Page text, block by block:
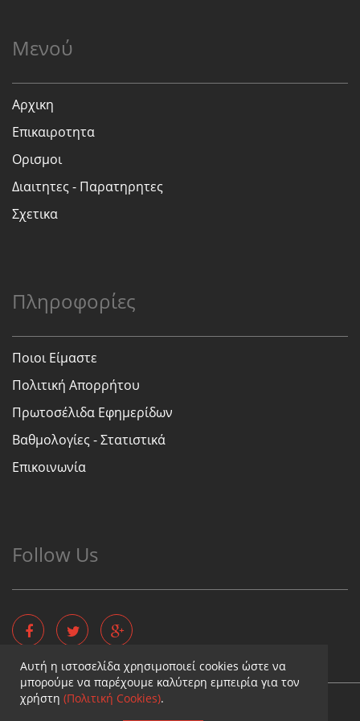
Μενού
Αρχικη
Επικαιροτητα
Ορισμοι
Διαιτητες - Παρατηρητες
Σχετικα
Πληροφορίες
Ποιοι Είμαστε
Πολιτική Απορρήτου
Πρωτοσέλιδα Εφημερίδων
Βαθμολογίες - Στατιστικά
Επικοινωνία
Follow Us
Copyright © - Diaititis.gr - All Rights Reserved.
Αυτή η ιστοσελίδα χρησιμοποιεί cookies ώστε να
μπορούμε να παρέχουμε καλύτερη εμπειρία για τον
χρήστη (Πολιτική Cookies).